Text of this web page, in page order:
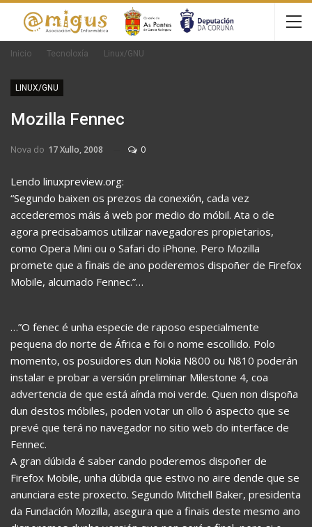
Inicio Tecnoloxía Linux/GNU
LINUX/GNU
Mozilla Fennec
Nova do 17 Xullo, 2008 0
Lendo linuxpreview.org:
“Segundo baixen os prezos da conexión, cada vez
accederemos máis á web por medio do móbil. Ata o de
agora precisabamos utilizar navegadores propietarios,
como Opera Mini ou o Safari do iPhone. Pero Mozilla
promete que a finais de ano poderemos dispoñer de Firefox
Mobile, alcumado Fennec.”…
…”O fenec é unha especie de raposo especialmente
pequena do norte de África e foi o nome escollido. Polo
momento, os posuidores dun Nokia N800 ou N810 poderán
instalar e probar a versión preliminar Milestone 4, coa
advertencia de que está aínda moi verde. Quen non dispoña
dun destos móbiles, poden votar un ollo ó aspecto que se
prevé que terá no navegador no sitio web do interface de
Fennec.
A gran dúbida é saber cando poderemos dispoñer de
Firefox Mobile, unha dúbida que estivo no aire dende que se
anunciara este proxecto. Segundo Mitchell Baker, presidenta
da Fundación Mozilla, asegura que a finais deste mesmo ano